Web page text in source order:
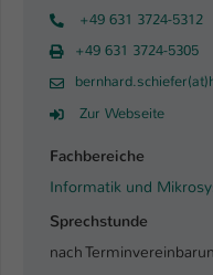
+49 631 3724-5312
+49 631 3724-5305
Zur Webseite
Fachbereiche
Informatik und
Sprechstunde
nach